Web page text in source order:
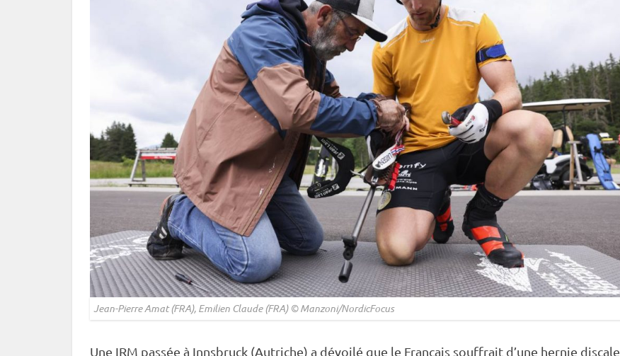
Jean-Pierre Amat (FRA), Emilien Claude (FRA) © Manzoni/NordicFocus
Une IRM passée à Innsbruck (Autriche) a dévoilé que le Français souffrait d’une hernie discale